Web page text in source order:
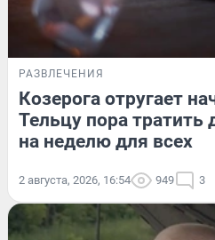
РАЗВЛЕЧЕНИЯ
Козерога отругает
Тельцу пора тратить
на неделю для всех
2 августа, 2026, 16:54 949 3